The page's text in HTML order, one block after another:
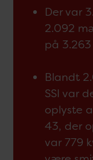
Der var
2.092
på
Blandt
SSI var
oplyste
43, der
var 779